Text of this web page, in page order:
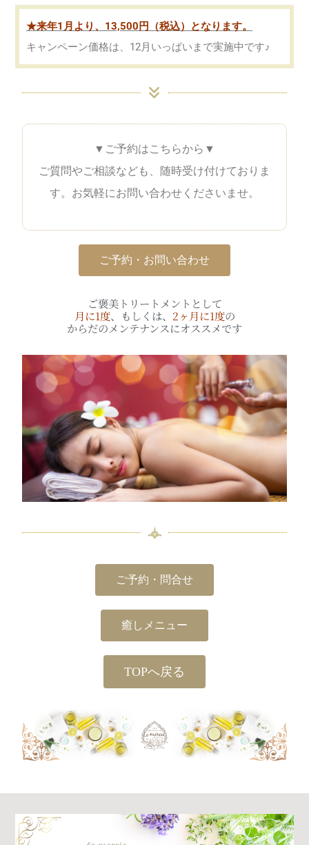
★来年1月より、13,500円（税込）となります。
キャンペーン価格は、12月いっぱいまで実施中です♪
▼ご予約はこちらから▼
ご質問やご相談なども、随時受け付けておりま
す。お気軽にお問い合わせくださいませ。
ご予約・お問い合わせ
ご褒美トリートメントとして
月に1度、もしくは、 2ヶ月に1度の
からだのメンテナンスにオススメです
ご予約・問合せ
癒しメニュー
TOPへ戻る